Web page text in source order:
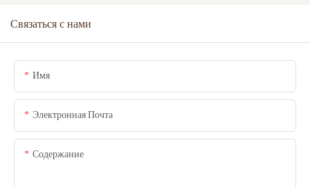
Связаться с нами
Имя
Электронная Почта
Содержание